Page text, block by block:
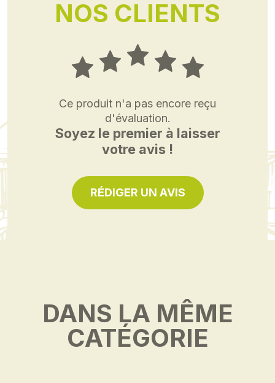
NOS CLIENTS
Ce produit n'a pas encore reçu
d'évaluation.
Soyez le premier à laisser
votre avis !
RÉDIGER UN AVIS
DANS LA MÊME
CATÉGORIE